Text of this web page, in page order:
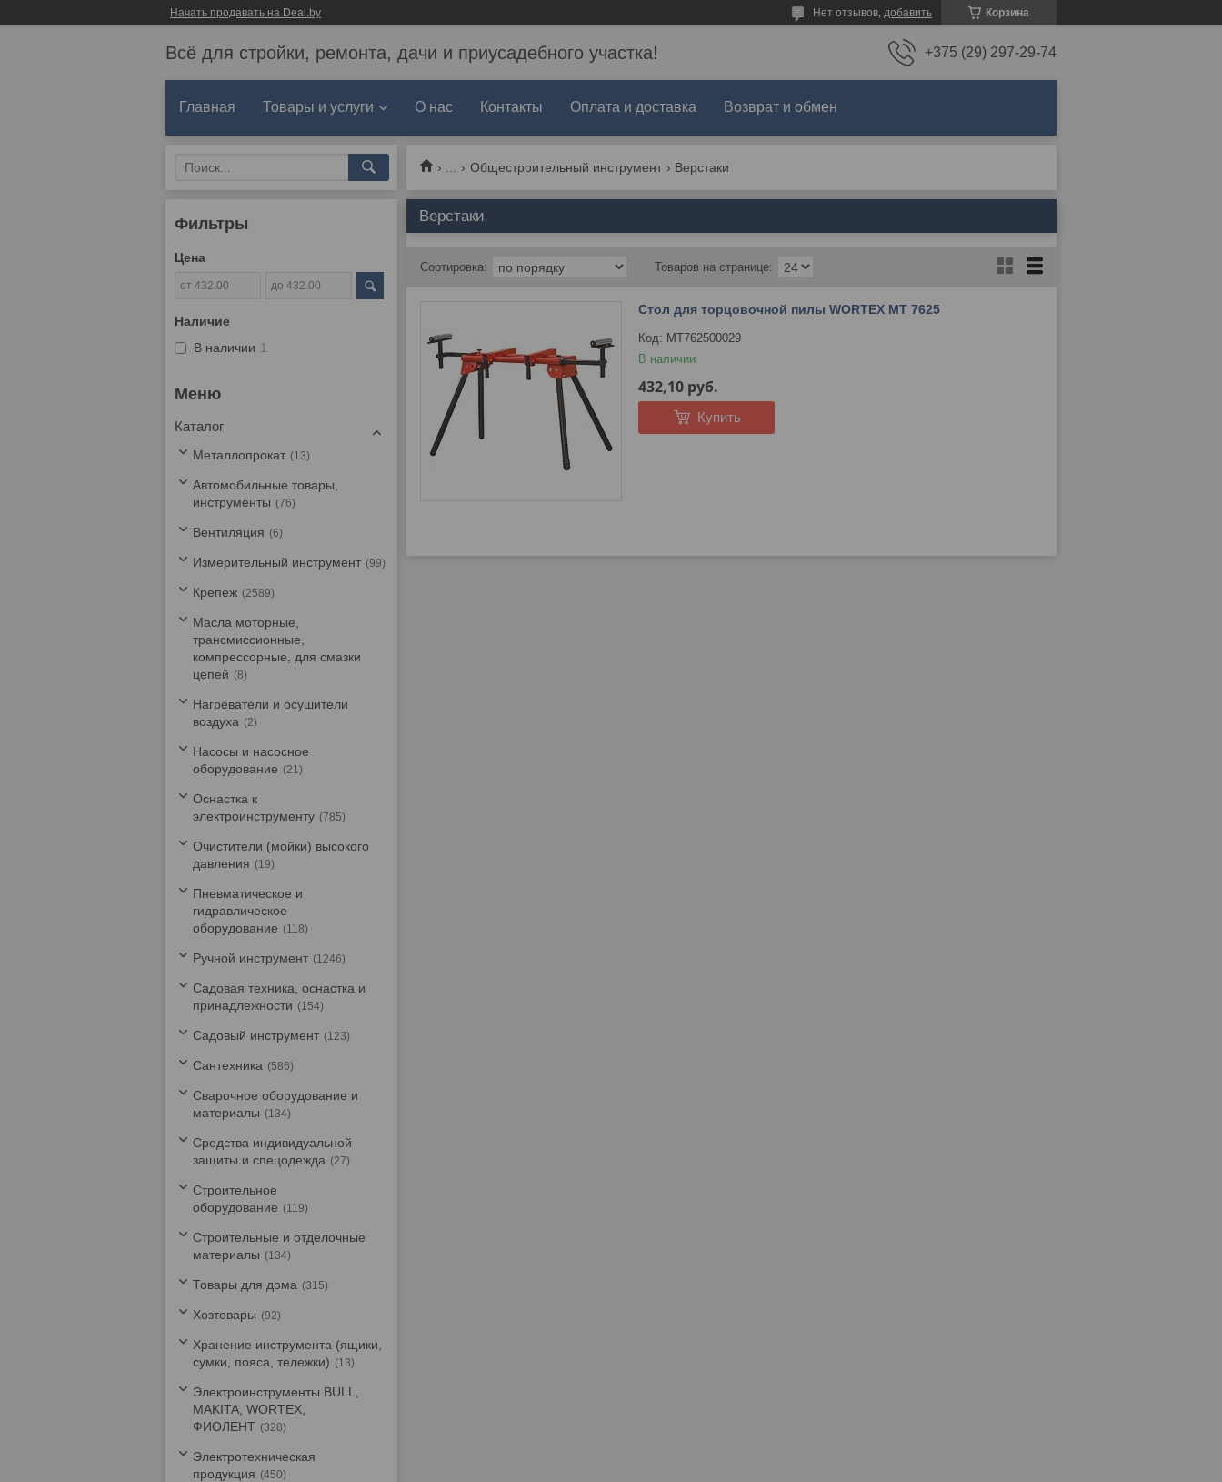
Начать продавать на Deal.by Корзина
Нет отзывов, добавить
Всё для стройки, ремонта, дачи и приусадебного участка! +375 (29) 297-29-74
Главная Товары и услуги О нас Контакты Оплата и доставка Возврат и обмен
Общестроительный инструмент Верстаки
Верстаки
Стол для торцовочной пилы WORTEX MT 7625
MT762500029
В наличии
432,10 руб.
Купить
Фильтры
Цена
Наличие
В наличии 1
Каталог
Металлопрокат 13
Автомобильные товары,
инструменты
76
Вентиляция 6
Измерительный инструмент 99
Крепеж 2589
Масла моторные,
трансмиссионные,
компрессорные, для смазки
цепей
8
Нагреватели и осушители
воздуха
2
Насосы и насосное
оборудование
21
Оснастка к
электроинструменту
785
Очистители (мойки) высокого
давления
19
Пневматическое и
гидравлическое
оборудование
118
Ручной инструмент 1246
Садовая техника, оснастка и
принадлежности
154
Садовый инструмент 123
Сантехника 586
Сварочное оборудование и
материалы
134
Средства индивидуальной
защиты и спецодежда
27
Строительное
оборудование
119
Строительные и отделочные
материалы
134
Товары для дома 315
Хозтовары 92
Хранение инструмента (ящики,
сумки, пояса, тележки)
13
Электроинструменты BULL,
MAKITA, WORTEX,
ФИОЛЕНТ
328
Электротехническая
продукция
450